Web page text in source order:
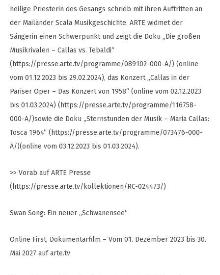
heilige Priesterin des Gesangs schrieb mit ihren Auftritten an
der Mailänder Scala Musikgeschichte. ARTE widmet der
Sängerin einen Schwerpunkt und zeigt die Doku „Die großen
Musikrivalen – Callas vs. Tebaldi“
(https://presse.arte.tv/programme/089102-000-A/) (online
vom 01.12.2023 bis 29.02.2024), das Konzert „Callas in der
Pariser Oper – Das Konzert von 1958“ (online vom 02.12.2023
bis 01.03.2024) (https://presse.arte.tv/programme/116758-
000-A/)sowie die Doku „Sternstunden der Musik – Maria Callas:
Tosca 1964“ (https://presse.arte.tv/programme/073476-000-
A/)(online vom 03.12.2023 bis 01.03.2024).
>> Vorab auf ARTE Presse
(https://presse.arte.tv/kollektionen/RC-024473/)
Swan Song: Ein neuer „Schwanensee“
Online First, Dokumentarfilm – Vom 01. Dezember 2023 bis 30.
Mai 2027 auf arte.tv